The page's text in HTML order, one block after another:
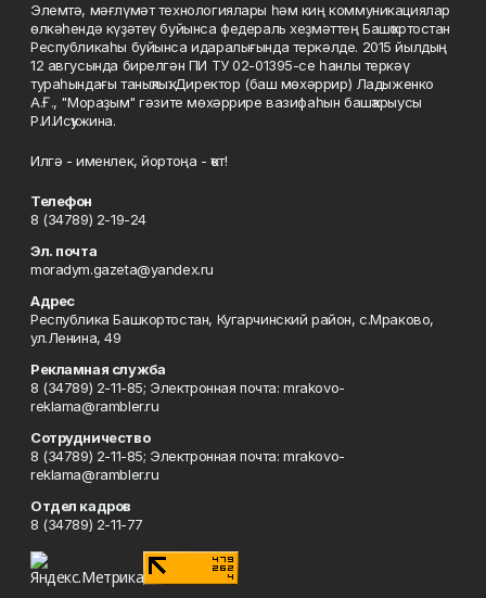
Элемтә, мәғлүмәт технологиялары һәм киң коммуникациялар
өлкәһендә күҙәтеү буйынса федераль хеҙмәттең Башҡортостан
Республикаһы буйынса идаралығында теркәлде. 2015 йылдың
12 авгусында бирелгән ПИ ТУ 02-01395-се һанлы теркәү
тураһындағы таныҡлыҡ. Директор (баш мөхәррир) Ладыженко
А.Ғ., "Мораҙым" гәзите мөхәррире вазифаһын башҡарыусы
Р.И.Исҡужина.
Илгә - именлек, йортоңа - ҡот!
Телефон
8 (34789) 2-19-24
Эл. почта
moradym.gazeta@yandex.ru
Адрес
Республика Башкортостан, Кугарчинский район, с.Мраково,
ул.Ленина, 49
Рекламная служба
8 (34789) 2-11-85; Электронная почта: mrakovo-
reklama@rambler.ru
Сотрудничество
8 (34789) 2-11-85; Электронная почта: mrakovo-
reklama@rambler.ru
Отдел кадров
8 (34789) 2-11-77